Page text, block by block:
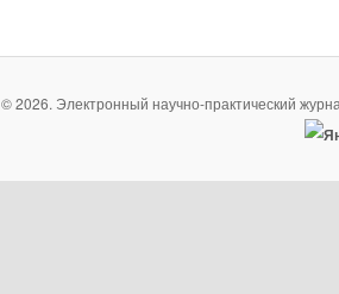
© 2026. Электронный научно-практический